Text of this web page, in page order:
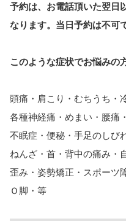
予約は、お電話頂いた翌日
なります。 当日予約は不可
このような症状でお悩みの
頭痛・肩こり・むちうち・
各種神経痛・めまい・腰痛
不眠症・便秘・手足のしび
ねんざ・首・背中の痛み・
歪み・姿勢矯正・スポーツ
Ｏ脚・等